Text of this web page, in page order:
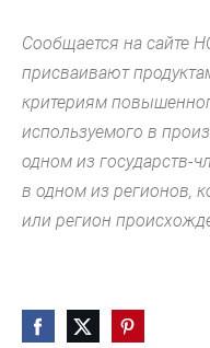
Сообщается на сайте
присваивают
критериям
используемого в
одном из государств-
в одном из регионов,
или регион